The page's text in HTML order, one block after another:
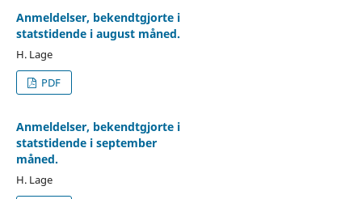
Anmeldelser, bekendtgjorte i
statstidende i august måned.
H. Lage
PDF
Anmeldelser, bekendtgjorte i
statstidende i september
måned.
H. Lage